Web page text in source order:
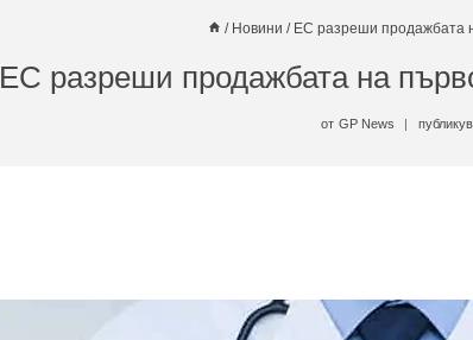
/ Новини / ЕС разреши продажбата
ЕС разреши продажбата на
от GP News